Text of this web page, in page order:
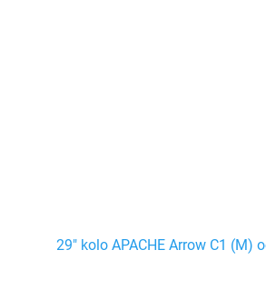
29" kolo APACHE Arrow C1 (M)